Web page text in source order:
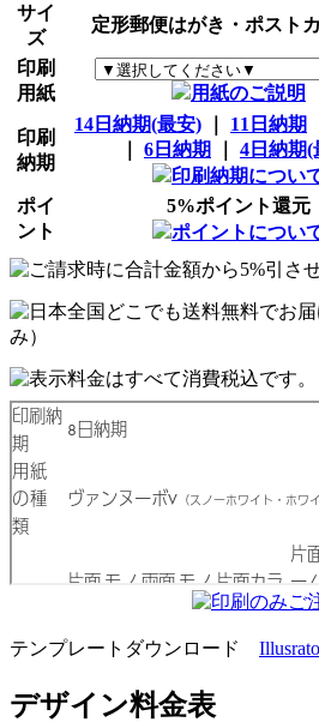
サイ
ズ
定形郵便はがき・ポスト
印刷
用紙
用紙のご説明
印刷
納期
14日納期(最安) 11日納期
6日納期
4日納期(
印刷納期につい
ポイ
ント
5%ポイント還元
ポイントについ
テンプレートダウンロード
デザイン料金表